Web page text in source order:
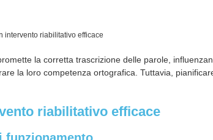
intervento riabilitativo efficace
la corretta trascrizione delle parole,
la loro competenza ortografica. Tuttavia,
riabilitativo efficace